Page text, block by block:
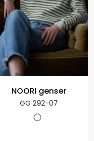
NOORI genser
GG 292-07